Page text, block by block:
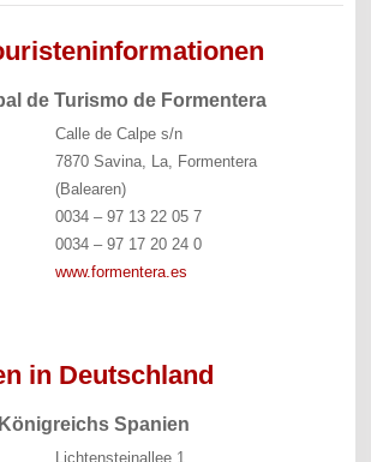
de Turismo de Formentera
Calle de Calpe s/n
7870 Savina, La, Formentera
(Balearen)
0034 – 97 13 22 05 7
0034 – 97 17 20 24 0
www.formentera.es
in Deutschland
Spanien
Lichtensteinallee 1